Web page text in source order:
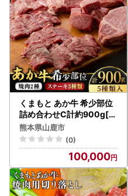
くまもと あか牛 希少部位
詰め合わせC計約900g[Z
BV007]
熊本県山鹿市
(0)
100,000